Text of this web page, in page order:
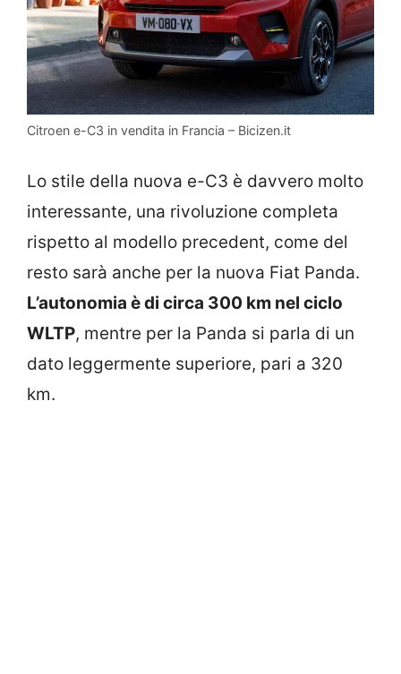
Citroen e-C3 in vendita in Francia – Bicizen.it
Lo stile della nuova e-C3 è davvero molto
interessante, una rivoluzione completa
rispetto al modello precedent, come del
resto sarà anche per la nuova Fiat Panda.
L’autonomia è di circa 300 km nel ciclo
WLTP, mentre per la Panda si parla di un
dato leggermente superiore, pari a 320
km.